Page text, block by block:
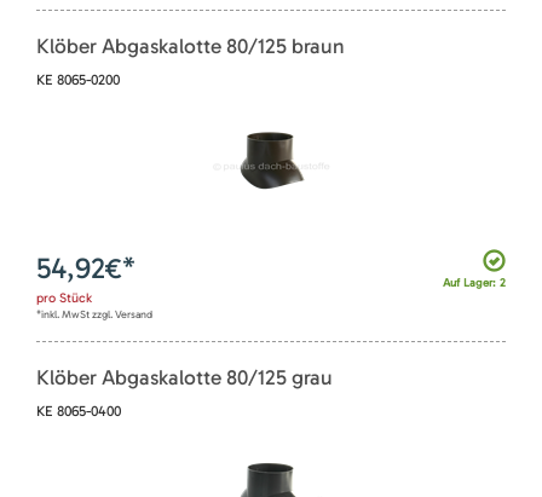
Klöber Abgaskalotte 80/125 braun
KE 8065-0200
Auf Lager: 2
54,92€*
pro Stück
*inkl. MwSt zzgl. Versand
Klöber Abgaskalotte 80/125 grau
KE 8065-0400